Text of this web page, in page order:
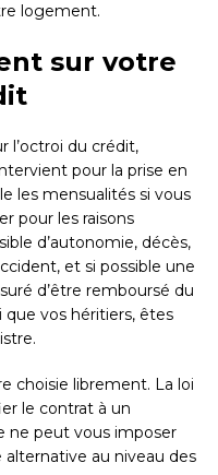
logement.
sur votre
l’octroi du crédit,
pour la prise en
les mensualités si vous
pour les raisons
d’autonomie, décès,
et si possible une
d’être remboursé du
vos héritiers, êtes
choisie librement. La loi
le contrat à un
ne peut vous imposer
au niveau des